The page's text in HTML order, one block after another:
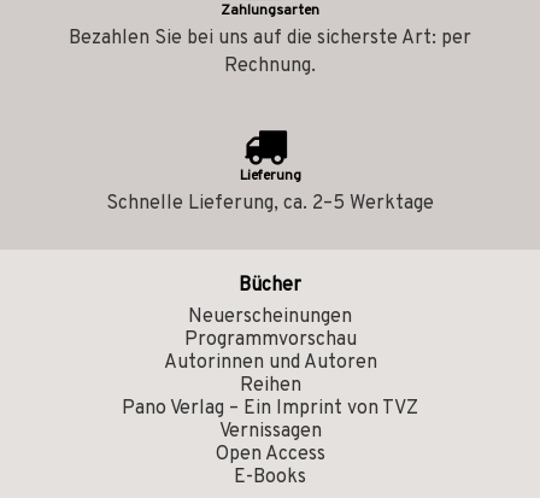
Zahlungsarten
Bezahlen Sie bei uns auf die sicherste Art: per
Rechnung.
Lieferung
Schnelle Lieferung, ca. 2–5 Werktage
Bücher
Neuerscheinungen
Programmvorschau
Autorinnen und Autoren
Reihen
Pano Verlag – Ein Imprint von TVZ
Vernissagen
Open Access
E-Books